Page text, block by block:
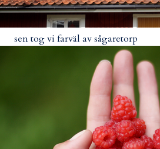
sen tog vi farväl av sågaretorp